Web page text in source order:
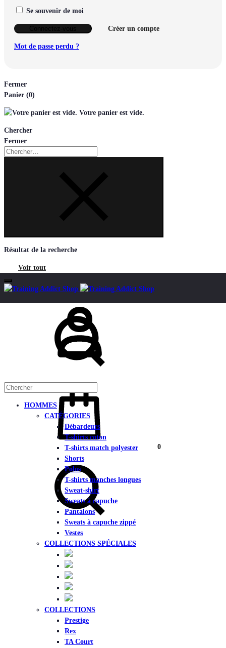
Se souvenir de moi
Créer un compte
Mot de passe perdu ?
Fermer
Panier (0)
Votre panier est vide.
Chercher
Fermer
Chercher
Résultat de la recherche
Voir tout
0
HOMMES
CATÉGORIES
Débardeurs
T-shirts coton
T-shirts match polyester
Shorts
Polos
T-shirts manches longues
Sweat-shirt
Sweats à capuche
Pantalons
Sweats à capuche zippé
Vestes
COLLECTIONS SPÉCIALES
COLLECTIONS
Prestige
Rex
TA Court